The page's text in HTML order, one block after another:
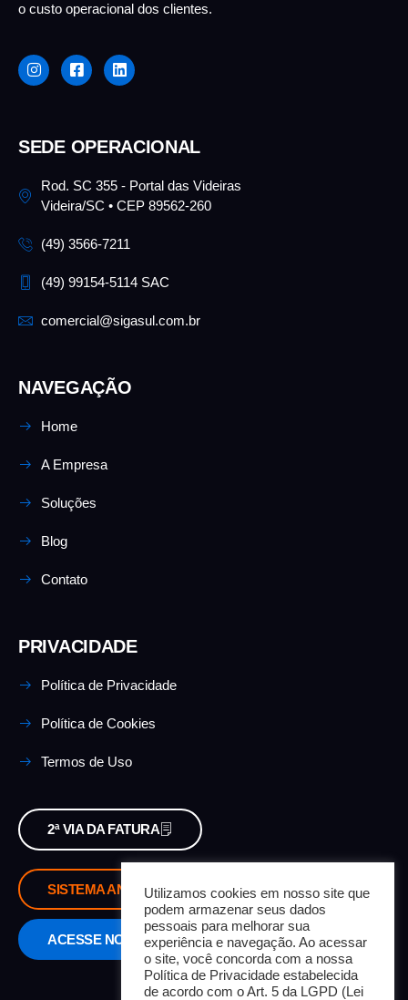
o custo operacional dos clientes.
SEDE OPERACIONAL
Rod. SC 355 - Portal das Videiras
Videira/SC • CEP 89562-260
(49) 3566-7211
(49) 99154-5114 SAC
comercial@sigasul.com.br
NAVEGAÇÃO
Home
A Empresa
Soluções
Blog
Contato
PRIVACIDADE
Política de Privacidade
Política de Cookies
Termos de Uso
2ª VIA DA FATURA
SISTEMA ANTIGO
ACESSE NOSSO SISTEMA
Utilizamos cookies em nosso site que
podem armazenar seus dados
pessoais para melhorar sua
experiência e navegação. Ao acessar
o site, você concorda com a nossa
Política de Privacidade estabelecida
de acordo com o Art. 5 da LGPD (Lei